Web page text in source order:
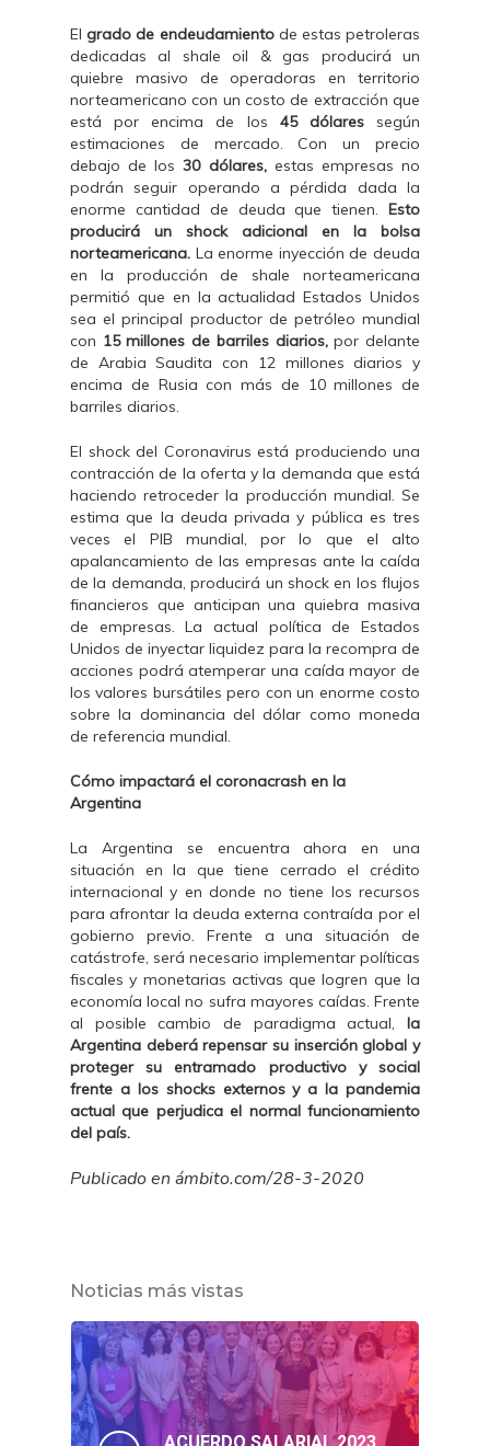
El grado de endeudamientode estas petroleras
dedicadas al shale oil & gas producirá un
quiebre masivo de operadoras en territorio
norteamericano con un costo de extracción que
está por encima de los 45 dólaressegún
estimaciones de mercado. Con un precio
debajo de los 30 dólares,estas empresas no
podrán seguir operando a pérdida dada la
enorme cantidad de deuda que tienen. Esto
producirá un shock adicional en la bolsa
norteamericana. La enorme inyección de deuda
en la producción de shale norteamericana
permitió que en la actualidad Estados Unidos
sea el principal productor de petróleo mundial
con 15 millones de barriles diarios,por delante
de Arabia Saudita con 12 millones diarios y
encima de Rusia con más de 10 millones de
barriles diarios.
El shock del Coronavirus está produciendo una
contracción de la oferta y la demanda que está
haciendo retroceder la producción mundial. Se
estima que la deuda privada y pública es tres
veces el PIB mundial, por lo que el alto
apalancamiento de las empresas ante la caída
de la demanda, producirá un shock en los flujos
financieros que anticipan una quiebra masiva
de empresas. La actual política de Estados
Unidos de inyectar liquidez para la recompra de
acciones podrá atemperar una caída mayor de
los valores bursátiles pero con un enorme costo
sobre la dominancia del dólar como moneda
de referencia mundial.
Cómo impactará el coronacrash en la
Argentina
La Argentina se encuentra ahora en una
situación en la que tiene cerrado el crédito
internacional y en donde no tiene los recursos
para afrontar la deuda externa contraída por el
gobierno previo. Frente a una situación de
catástrofe, será necesario implementar políticas
fiscales y monetarias activas que logren que la
economía local no sufra mayores caídas. Frente
al posible cambio de paradigma actual, la
Argentina deberá repensar su inserción global y
proteger su entramado productivo y social
frente a los shocks externos y a la pandemia
actual que perjudica el normal funcionamiento
del país.
Publicado en ámbito.com/28-3-2020
Noticias más vistas